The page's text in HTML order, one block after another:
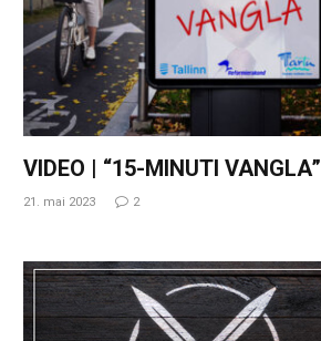
VIDEO | “15-MINUTI VANGLA”
21. mai 2023 2